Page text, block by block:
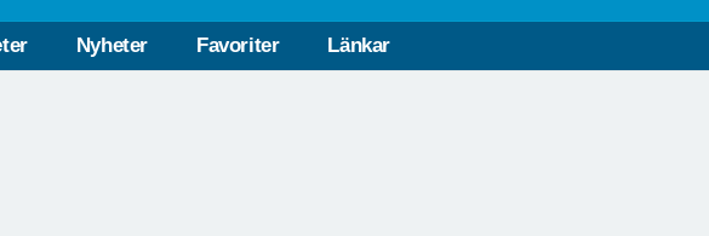
Nyheter Favoriter Länkar